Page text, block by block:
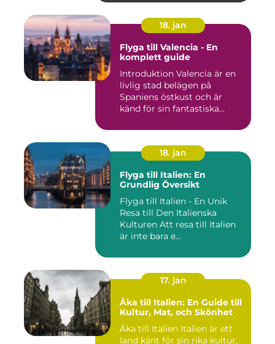
18. jan
Flyga till Valencia - En
komplett guide
Introduktion Valencia är en
livlig stad belägen på
Spaniens östkust och är
känd för sin fantastiska...
18. jan
Flyga till Italien: En
Grundlig Översikt
Flyga till Italien - En Unik
Resa till Den Italienska
Kulturen Att resa till Italien
är inte bara e...
17. jan
Åka till Italien: En Guide till
Kultur, Mat, och Skönhet
Åka till Italien Italien är ett
land känt för sin rika kultur,